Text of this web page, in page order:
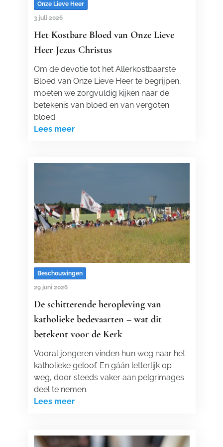
Onze Lieve Heer
3 juli 2026
Het Kostbare Bloed van Onze Lieve
Heer Jezus Christus
Om de devotie tot het Allerkostbaarste
Bloed van Onze Lieve Heer te begrijpen,
moeten we zorgvuldig kijken naar de
betekenis van bloed en van vergoten
bloed.
Lees meer
Beschouwingen
29 juni 2026
De schitterende heropleving van
katholieke bedevaarten – wat dit
betekent voor de Kerk
Vooral jongeren vinden hun weg naar het
katholieke geloof. En gáán letterlijk op
weg, door steeds vaker aan pelgrimages
deel te nemen.
Lees meer